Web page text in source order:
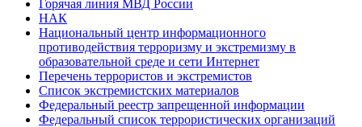
Горячая линия МВД России
НАК
Национальный центр информационного
противодействия терроризму и экстремизму в
образовательной среде и сети Интернет
Перечень террористов и экстремистов
Список экстремистских материалов
Федеральный реестр запрещенной информации
Федеральный список террористических организаций